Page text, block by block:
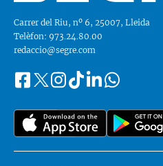
Carrer del Riu, nº 6, 25007, Lleida
Telèfon: 973.24.80.00
redaccio@segre.com
Segueix-
a::
FacebookInstagram
TiktokLinkedinWhatsapp